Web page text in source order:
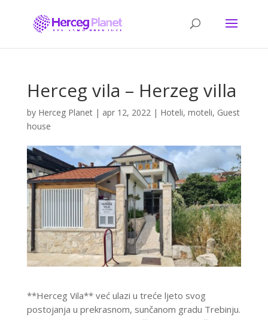
Herceg vila – Herzeg villa
by Herceg Planet| apr 12, 2022| Hoteli, moteli, Guest
house
**Herceg Vila** već ulazi u treće ljeto svog
postojanja u prekrasnom, sunčanom gradu Trebinju.